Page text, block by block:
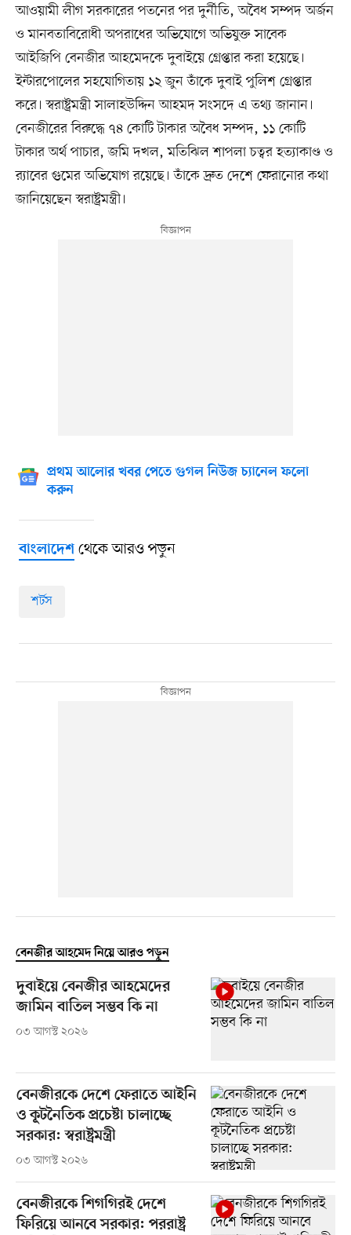
আওয়ামী লীগ সরকারের পতনের পর দুর্নীতি, অবৈধ সম্পদ অর্জন
ও মানবতাবিরোধী অপরাধের অভিযোগে অভিযুক্ত সাবেক
আইজিপি বেনজীর আহমেদকে দুবাইয়ে গ্রেপ্তার করা হয়েছে।
ইন্টারপোলের সহযোগিতায় ১২ জুন তাঁকে দুবাই পুলিশ গ্রেপ্তার
করে। স্বরাষ্ট্রমন্ত্রী সালাহউদ্দিন আহমদ সংসদে এ তথ্য জানান।
বেনজীরের বিরুদ্ধে ৭৪ কোটি টাকার অবৈধ সম্পদ, ১১ কোটি
টাকার অর্থ পাচার, জমি দখল, মতিঝিল শাপলা চত্বর হত্যাকাণ্ড ও
র‍্যাবের গুমের অভিযোগ রয়েছে। তাঁকে দ্রুত দেশে ফেরানোর কথা
জানিয়েছেন স্বরাষ্ট্রমন্ত্রী।
প্রথম আলোর খবর পেতে গুগল নিউজ চ্যানেল ফলো
করুন
বাংলাদেশথেকে আরও পড়ুন
শর্টস
বেনজীর আহমেদ নিয়ে আরও পড়ুন
দুবাইয়ে বেনজীর আহমেদের
জামিন বাতিল সম্ভব কি না
০৩ আগস্ট ২০২৬
বেনজীরকে দেশে ফেরাতে আইনি
ও কূটনৈতিক প্রচেষ্টা চালাচ্ছে
সরকার: স্বরাষ্ট্রমন্ত্রী
০৩ আগস্ট ২০২৬
বেনজীরকে শিগগিরই দেশে
ফিরিয়ে আনবে সরকার: পররাষ্ট্র